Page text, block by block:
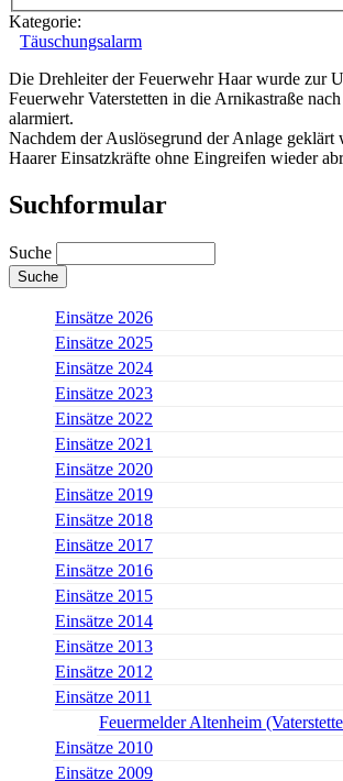
Kategorie:
Täuschungsalarm
Die Drehleiter der Feuerwehr Haar wurde zur
Feuerwehr Vaterstetten in die Arnikastraße nach
alarmiert.
Nachdem der Auslösegrund der Anlage geklärt
Haarer Einsatzkräfte ohne Eingreifen wieder
Suchformular
Suche
Einsätze 2026
Einsätze 2025
Einsätze 2024
Einsätze 2023
Einsätze 2022
Einsätze 2021
Einsätze 2020
Einsätze 2019
Einsätze 2018
Einsätze 2017
Einsätze 2016
Einsätze 2015
Einsätze 2014
Einsätze 2013
Einsätze 2012
Einsätze 2011
Feuermelder Altenheim
Einsätze 2010
Einsätze 2009